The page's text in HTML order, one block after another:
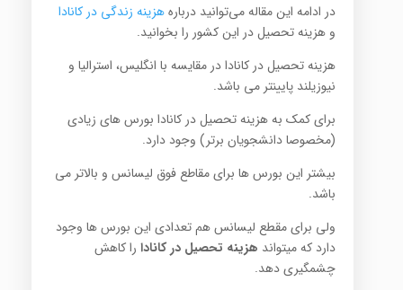
در ادامه این مقاله می‌توانید دربارههزینه زندگی در کانادا
و هزینه تحصیل در این کشور را بخوانید.
هزینه تحصیل در کانادا در مقایسه با انگلیس، استرالیا و
نیوزیلند پایینتر می باشد.
برای کمک به هزینه تحصیل در کانادا بورس های زیادی
(مخصوصا دانشجویان برتر) وجود دارد.
بیشتر این بورس ها برای مقاطع فوق لیسانس و بالاتر می
باشد.
ولی برای مقطع لیسانس هم تعدادی این بورس ها وجود
دارد که میتواند هزینه تحصیل در کانادارا کاهش
چشمگیری دهد.